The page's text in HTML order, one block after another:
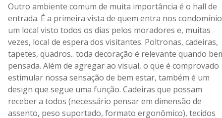
Outro ambiente comum de muita importância é o hall de
entrada. É a primeira vista de quem entra nos
um local visto todos os dias pelos moradores e, muitas
vezes, local de espera dos visitantes. Poltronas, cadeiras,
tapetes, quadros.. toda decoração é relevante quando
pensada. Além de agregar ao visual, o que é comprovado
estimular nossa sensação de bem estar, também é um
design que segue uma função. Cadeiras que possam
receber a todos (necessário pensar em dimensão de
assento, peso suportado, formato ergonômico), tecidos